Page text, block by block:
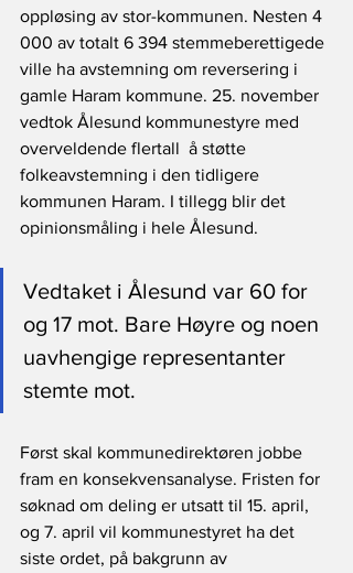
oppløsing av stor-kommunen. Nesten 4
000 av totalt 6 394 stemmeberettigede
ville ha avstemning om reversering i
gamle Haram kommune. 25. november
vedtok Ålesund kommunestyre med
overveldende flertall  å støtte
folkeavstemning i den tidligere
kommunen Haram. I tillegg blir det
opinionsmåling i hele Ålesund.
Vedtaket i Ålesund var 60 for
og 17 mot. Bare Høyre og noen
uavhengige representanter
stemte mot.
Først skal kommunedirektøren jobbe
fram en konsekvensanalyse. Fristen for
søknad om deling er utsatt til 15. april,
og 7. april vil kommunestyret ha det
siste ordet, på bakgrunn av